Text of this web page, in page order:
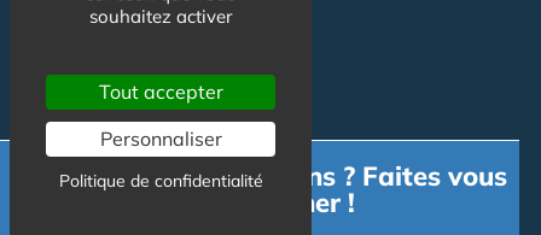
Equipement Logement
Adaptation Habitat
Besoin d'informations ? Faites vous
accompagner !
souhaitez activer
Tout accepter
Personnaliser
Politique de confidentialité